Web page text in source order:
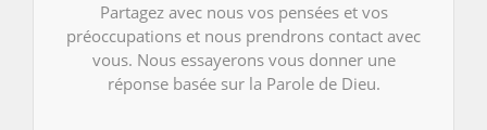
Partagez avec nous vos pensées et vos
préoccupations et nous prendrons contact avec
vous. Nous essayerons vous donner une
réponse basée sur la Parole de Dieu.